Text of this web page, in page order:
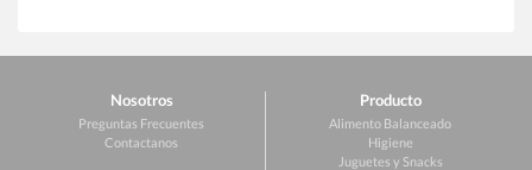
Nosotros
Preguntas Frecuentes
Contactanos
Producto
Alimento Balanceado
Higiene
Juguetes y Snacks